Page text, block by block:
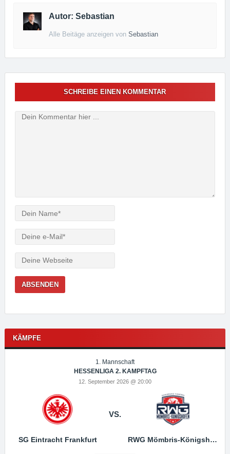
Autor: Sebastian
Alle Beitäge anzeigen vonSebastian
SCHREIBE EINEN KOMMENTAR
Verfasser
Mail
Webseite
KÄMPFE
1. Mannschaft
HESSENLIGA 2. KAMPFTAG
12. September 2026 @ 20:00
SG Eintracht Frankfurt
VS.
RWG Mömbris-Königshofen